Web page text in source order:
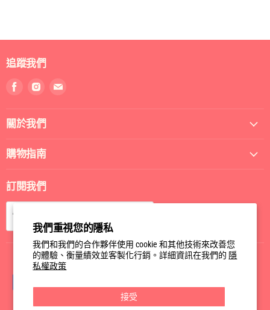
我們重視您的隱私
我們和我們的合作夥伴使用 cookie 和其他技術來改善您
的體驗、衡量績效並客製化行銷。詳細資訊在我們的 隱
私權政策
接受
追蹤我們
們
們
關於我們
購物指南
訂閱我們
電郵